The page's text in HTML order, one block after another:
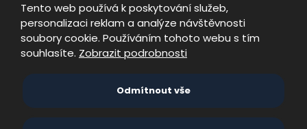
práva vyhrazena
Tento web používá k poskytování služeb,
personalizaci reklam a analýze návštěvnosti
soubory cookie. Používáním tohoto webu s tím
souhlasíte. Zobrazit podrobnosti
Odmítnout vše